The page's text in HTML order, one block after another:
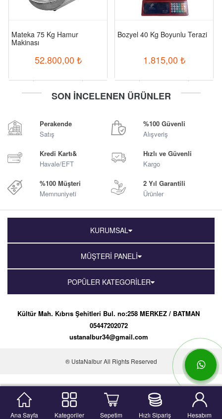
Mateka 75 Kg Hamur
Makinası
52.800,00 ₺
Bozyel 40 Kg Boyunlu Terazi
1.815,00 ₺
SON İNCELENEN ÜRÜNLER
Perakende
Satış
%100 Güvenli
Alışveriş
Kredi Kartı&
Havale/EFT
Hızlı ve Güvenli
Kargo
%100 Müşteri
Memnuniyeti
2 Yıl Garantili
Ürünler
KURUMSAL
MÜŞTERİ PANELİ
POPÜLER KATEGORİLER
Kültür Mah. Kıbrıs Şehitleri Bul. no:258 MERKEZ / BATMAN
05447202072
ustanalbur34@gmail.com
® UstaNalbur All Rights Reserved
Ana Sayfa Kategoriler Sepetim Hızlı Sipariş Hesabım